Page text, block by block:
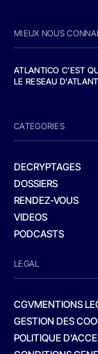
MIEUX NOUS
ATLANTICO C'EST
LE RESEAU
CATEGORIES
DECRYPTAGES
DOSSIERS
RENDEZ-VOUS
VIDEOS
PODCASTS
LEGAL
CGVMENTIONS
GESTION DES
POLITIQUE